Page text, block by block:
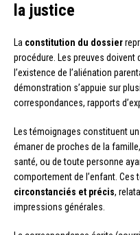
la justice
La constitution du dossier
procédure. Les preuves
l’existence de l’aliénation
démonstration s’appuie sur
correspondances, rapports
Les témoignages constituent
émaner de proches de la
santé, ou de toute personne
comportement de l’enfant. Ces
circonstanciés et précis,
impressions générales.